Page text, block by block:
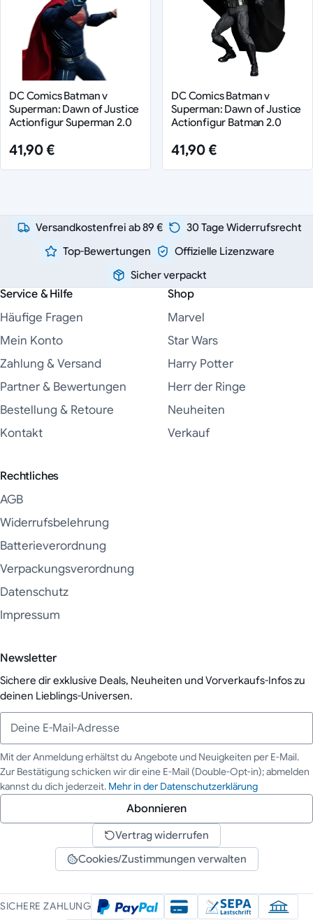
DC Comics Batman v
Superman: Dawn of Justice
Actionfigur Superman 2.0
41,90 €
DC Comics Batman v
Superman: Dawn of Justice
Actionfigur Batman 2.0
41,90 €
Versandkostenfrei ab 89 €
30 Tage Widerrufsrecht
Top-Bewertungen
Offizielle Lizenzware
Sicher verpackt
Service & Hilfe
Häufige Fragen
Mein Konto
Zahlung & Versand
Partner & Bewertungen
Bestellung & Retoure
Kontakt
Shop
Marvel
Star Wars
Harry Potter
Herr der Ringe
Neuheiten
Verkauf
Rechtliches
AGB
Widerrufsbelehrung
Batterieverordnung
Verpackungsverordnung
Datenschutz
Impressum
Newsletter
Sichere dir exklusive Deals, Neuheiten und Vorverkaufs-Infos zu
deinen Lieblings-Universen.
Deine E-Mail-Adresse
Mit der Anmeldung erhältst du Angebote und Neuigkeiten per E-Mail.
Zur Bestätigung schicken wir dir eine E-Mail (Double-Opt-in); abmelden
kannst du dich jederzeit. Mehr in der Datenschutzerklärung
Abonnieren
Vertrag widerrufen
Cookies/Zustimmungen verwalten
SICHERE ZAHLUNG